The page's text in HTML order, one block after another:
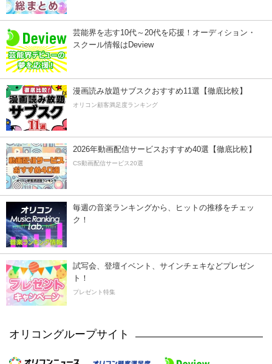
芸能界を志す10代～20代を応援！オーディション・
スクール情報はDeview
漫画読み放題サブスクおすすめ11選【徹底比較】
オリコン顧客満足度ランキング
2026年動画配信サービスおすすめ40選【徹底比較】
CS動画配信サービス20選
毎週の音楽ランキングから、ヒットの推移をチェッ
ク！
試写会、登壇イベント、サインチェキなどプレゼン
ト！
プレゼント特集
オリコングループサイト